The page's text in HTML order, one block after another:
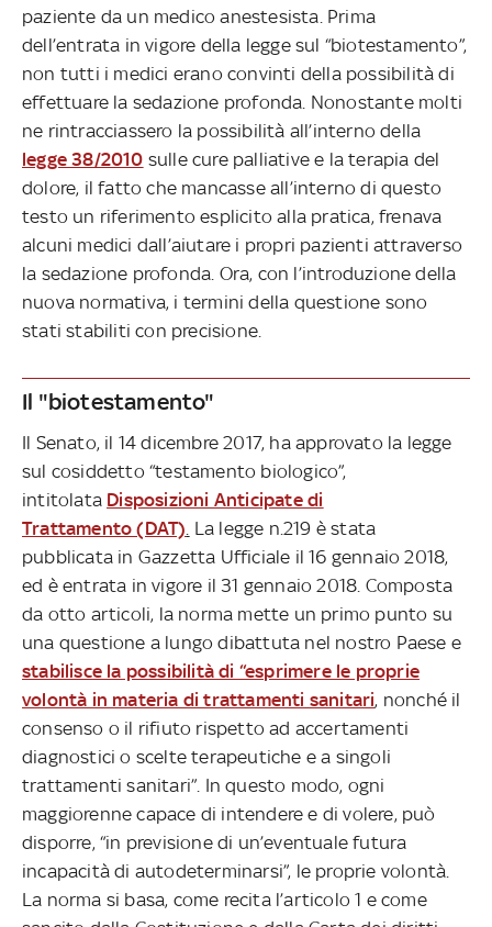
paziente da un medico anestesista. Prima
dell’entrata in vigore della legge sul “biotestamento”,
non tutti i medici erano convinti della possibilità di
effettuare la sedazione profonda. Nonostante molti
ne rintracciassero la possibilità all’interno della
legge 38/2010 sulle cure palliative e la terapia del
dolore, il fatto che mancasse all’interno di questo
testo un riferimento esplicito alla pratica, frenava
alcuni medici dall’aiutare i propri pazienti attraverso
la sedazione profonda. Ora, con l’introduzione della
nuova normativa, i termini della questione sono
stati stabiliti con precisione.
Il "biotestamento"
Il Senato, il 14 dicembre 2017, ha approvato la legge
sul cosiddetto “testamento biologico”,
intitolata Disposizioni Anticipate di
Trattamento (DAT) La legge n.219 è stata
pubblicata in Gazzetta Ufficiale il 16 gennaio 2018,
ed è entrata in vigore il 31 gennaio 2018. Composta
da otto articoli, la norma mette un primo punto su
una questione a lungo dibattuta nel nostro Paese e
stabilisce la possibilità di “esprimere le proprie
volontà in materia di trattamenti sanitari, nonché il
consenso o il rifiuto rispetto ad accertamenti
diagnostici o scelte terapeutiche e a singoli
trattamenti sanitari”. In questo modo, ogni
maggiorenne capace di intendere e di volere, può
disporre, “in previsione di un’eventuale futura
incapacità di autodeterminarsi”, le proprie volontà.
La norma si basa, come recita l’articolo 1 e come